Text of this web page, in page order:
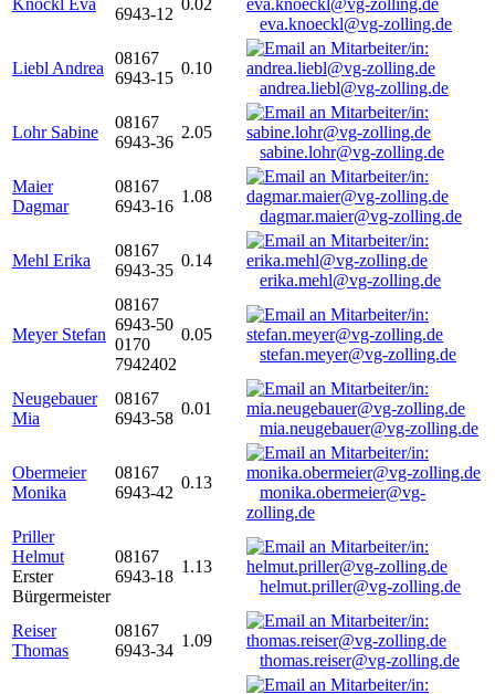
Knöckl Eva
6943-12
0.02
eva.knoeckl@vg-zolling.de
Liebl Andrea
08167
6943-15
0.10
andrea.liebl@vg-zolling.de
Lohr Sabine
08167
6943-36
2.05
sabine.lohr@vg-zolling.de
Maier
Dagmar
08167
6943-16
1.08
dagmar.maier@vg-zolling.de
Mehl Erika
08167
6943-35
0.14
erika.mehl@vg-zolling.de
Meyer Stefan
08167
6943-50
0170
7942402
0.05
stefan.meyer@vg-zolling.de
Neugebauer
Mia
08167
6943-58
0.01
mia.neugebauer@vg-zolling.de
Obermeier
Monika
08167
6943-42
0.13
monika.obermeier@vg-
zolling.de
Priller
Helmut
Erster
Bürgermeister
08167
6943-18
1.13
helmut.priller@vg-zolling.de
Reiser
Thomas
08167
6943-34
1.09
thomas.reiser@vg-zolling.de